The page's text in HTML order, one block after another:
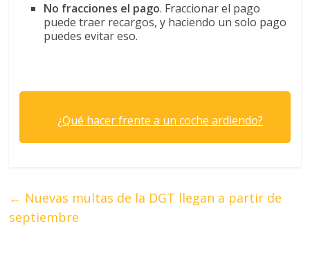
No fracciones el pago. Fraccionar el pago
puede traer recargos, y haciendo un solo pago
puedes evitar eso.
¿Qué hacer frente a un coche ardiendo?
← Nuevas multas de la DGT llegan a partir de
septiembre